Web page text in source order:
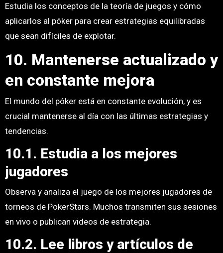
Estudia los conceptos de la teoría de juegos y cómo
aplicarlos al póker para crear estrategias equilibradas
que sean difíciles de explotar.
10. Mantenerse actualizado y
en constante mejora
El mundo del póker está en constante evolución, y es
crucial mantenerse al día con las últimas estrategias y
tendencias.
10.1. Estudia a los mejores
jugadores
Observa y analiza el juego de los mejores jugadores de
torneos de PokerStars. Muchos transmiten sus sesiones
en vivo o publican videos de estrategia.
10.2. Lee libros y artículos de